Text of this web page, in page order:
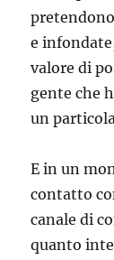
e
valore di
gente che
un
E in un
contatto
canale di
quanto